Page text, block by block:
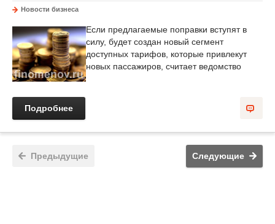
Новости бизнеса
Если предлагаемые поправки вступят в
силу, будет создан новый сегмент
доступных тарифов, которые привлекут
новых пассажиров, считает ведомство
Подробнее
Предыдущие Следующие